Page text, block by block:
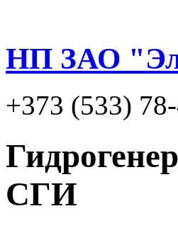
НП ЗАО
+373 (533)
СГИ